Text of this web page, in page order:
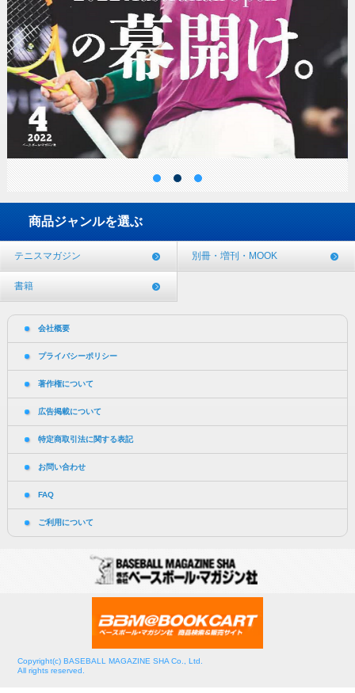
商品ジャンルを選ぶ
テニスマガジン 別冊・増刊・MOOK
書籍
会社概要
プライバシーポリシー
著作権について
広告掲載について
特定商取引法に関する表記
お問い合わせ
FAQ
ご利用について
Copyright(c) BASEBALL MAGAZINE SHA Co., Ltd.
All rights reserved.